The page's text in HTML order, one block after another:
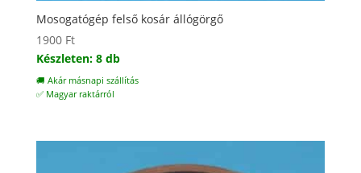
Mosogatógép felső kosár állógörgő
1900 Ft
Készleten: 8 db
🚚 Akár másnapi szállítás
✅ Magyar raktárról